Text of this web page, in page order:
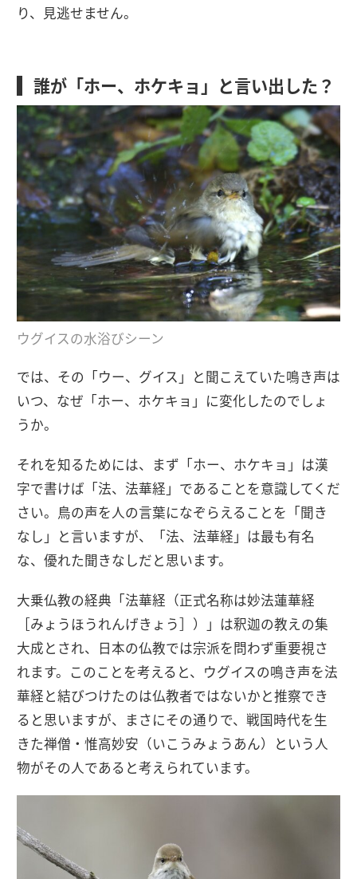
り、見逃せません。
誰が「ホー、ホケキョ」と言い出した？
ウグイスの水浴びシーン
では、その「ウー、グイス」と聞こえていた鳴き声は
いつ、なぜ「ホー、ホケキョ」に変化したのでしょ
うか。
それを知るためには、まず「ホー、ホケキョ」は漢
字で書けば「法、法華経」であることを意識してくだ
さい。鳥の声を人の言葉になぞらえることを「聞き
なし」と言いますが、「法、法華経」は最も有名
な、優れた聞きなしだと思います。
大乗仏教の経典「法華経（正式名称は妙法蓮華経
［みょうほうれんげきょう］）」は釈迦の教えの集
大成とされ、日本の仏教では宗派を問わず重要視さ
れます。このことを考えると、ウグイスの鳴き声を法
華経と結びつけたのは仏教者ではないかと推察でき
ると思いますが、まさにその通りで、戦国時代を生
きた禅僧・惟高妙安（いこうみょうあん）という人
物がその人であると考えられています。